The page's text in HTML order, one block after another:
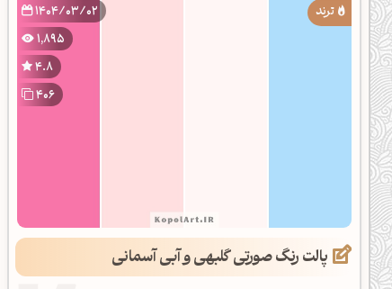
ساخت پالت رنگ با هوش‌مصنوعی
کدهای رنگ
یافتن رنگ مکمل
مشاهده تمام ابزارها
1404/03/02
1,895
4.8
406
پالت رنگ صورتی گلبهی و آبی آسمانی